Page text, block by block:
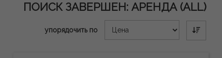
ПОИСК ЗАВЕРШЕН:АРЕНДА (ALL)
упорядочить по